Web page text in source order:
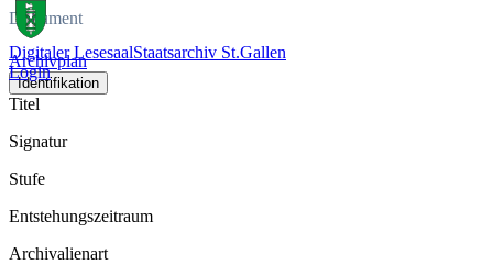
Digitaler LesesaalStaatsarchiv St.Gallen
Login
Dokument
Archivplan
Identifikation
Titel
Signatur
Stufe
Entstehungszeitraum
Archivalienart